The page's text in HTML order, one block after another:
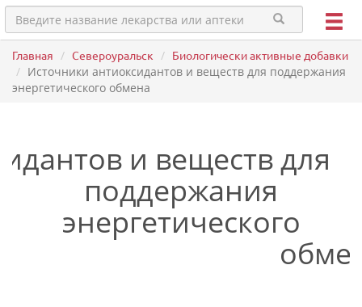
Главная Североуральск Биологически активные добавки
Источники антиоксидантов и веществ для поддержания
энергетического обмена
и веществ для
поддержания
энергетического